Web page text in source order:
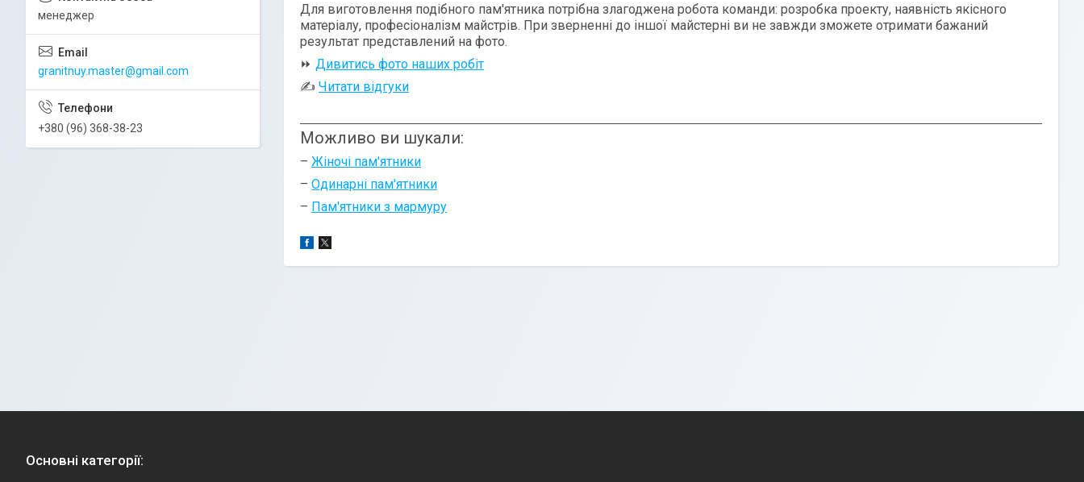
Для виготовлення подібного пам'ятника потрібна злагоджена робота команди: розробка проекту, наявність якісного
матеріалу, професіоналізм майстрів. При зверненні до іншої майстерні ви не завжди зможете отримати бажаний
результат представлений на фото.
⏩ Дивитись фото наших робіт
✍ Читати відгуки
Можливо ви шукали:
– Жіночі пам'ятники
– Одинарні пам'ятники
– Пам'ятники з мармуру
менеджер
granitnuy.master@gmail.com
+380 (96) 368-38-23
Основні категорії: